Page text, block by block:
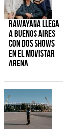
Rawayana llega
a Buenos Aires
con dos shows
en el Movistar
Arena